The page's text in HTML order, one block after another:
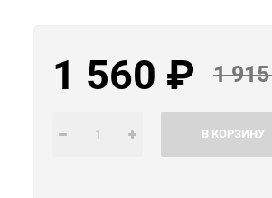
1 560 ₽ 1 915
В КОРЗИНУ